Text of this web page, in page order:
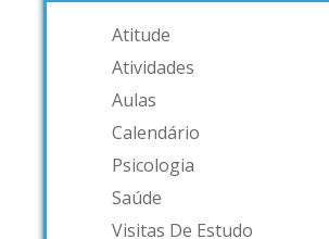
Atitude
Atividades
Aulas
Calendário
Psicologia
Saúde
Visitas De Estudo